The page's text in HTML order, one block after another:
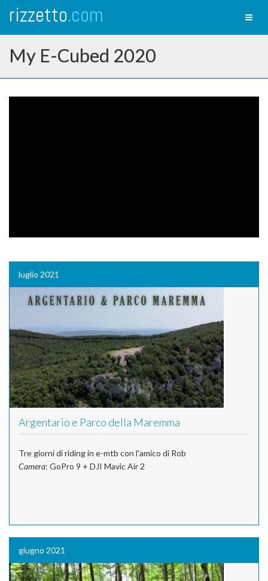
rizzetto.com
My E-Cubed 2020
luglio 2021
Argentario e Parco della Maremma
Tre giorni di riding in e-mtb con l'amico di Rob
Camera: GoPro 9 + DJI Mavic Air 2
giugno 2021